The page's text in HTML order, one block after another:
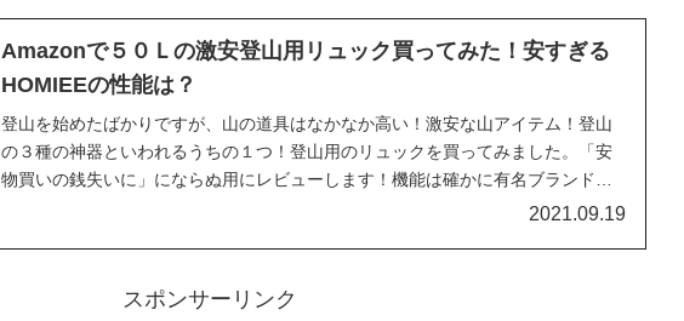
Amazonで５０Ｌの激安登山用リュック買ってみた！安すぎる
HOMIEEの性能は？
登山を始めたばかりですが、山の道具はなかなか高い！激安な山アイテム！登山
の３種の神器といわれるうちの１つ！登山用のリュックを買ってみました。「安
物買いの銭失いに」にならぬ用にレビューします！機能は確かに有名ブランドの
2021.09.19
スポンサーリンク